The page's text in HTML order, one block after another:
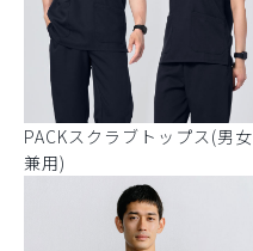
PACKスクラブトップス(男女
兼用)